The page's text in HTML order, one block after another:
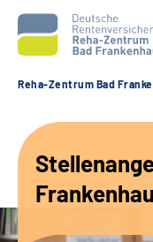
Unsere Angebote
Reha-Zentrum Bad